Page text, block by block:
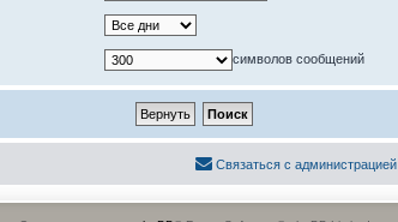
символов сообщений
Связаться с администрацией